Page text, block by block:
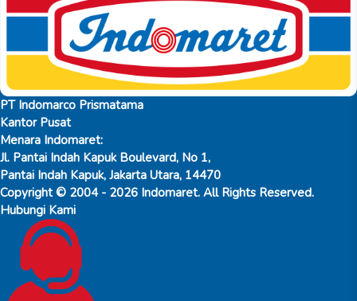
PT Indomarco Prismatama
Kantor Pusat
Menara Indomaret:
Jl. Pantai Indah Kapuk Boulevard, No 1,
Pantai Indah Kapuk, Jakarta Utara, 14470
Copyright © 2004 - 2026 Indomaret. All Rights Reserved.
Hubungi Kami